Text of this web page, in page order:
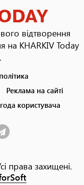
відтворення
на KHARKIV Today
Реклама на сайті
користувача
права захищені.